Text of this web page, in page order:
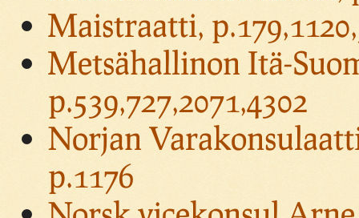
Maistraatti,
Metsähallinon Itä-
p.539,727,2071,4302
Norjan
p.1176